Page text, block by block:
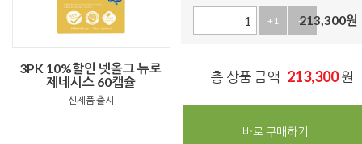
3PK 10%할인 넷올그 뉴로
제네시스 60캡슐
신제품 출시
+1 -1
213,300원
총 상품 금액 213,300원
바로 구매하기